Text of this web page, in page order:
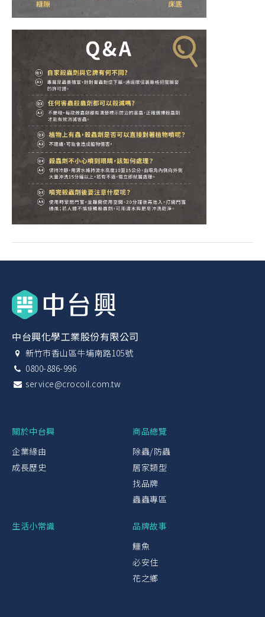
中台興化學工業股份有限公司
新竹市香山區牛埔南路105號
0800-886-996
service@crocoil.com.tw
關於中台興
企業緣由
成長歷史
商品總覽
除蟲/防蟲
居家類型
找品牌
蟲蟲專區
生活小常識
品牌故事
鱷魚
必安住
花之鄉